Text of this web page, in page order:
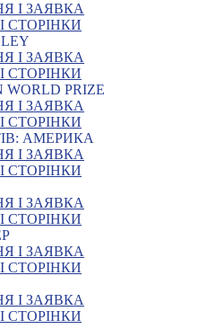
І ЗАЯВКА
СТОРІНКИ
І ЗАЯВКА
СТОРІНКИ
WORLD PRIZE
І ЗАЯВКА
СТОРІНКИ
АМЕРИКА
І ЗАЯВКА
СТОРІНКИ
І ЗАЯВКА
СТОРІНКИ
І ЗАЯВКА
СТОРІНКИ
І ЗАЯВКА
СТОРІНКИ